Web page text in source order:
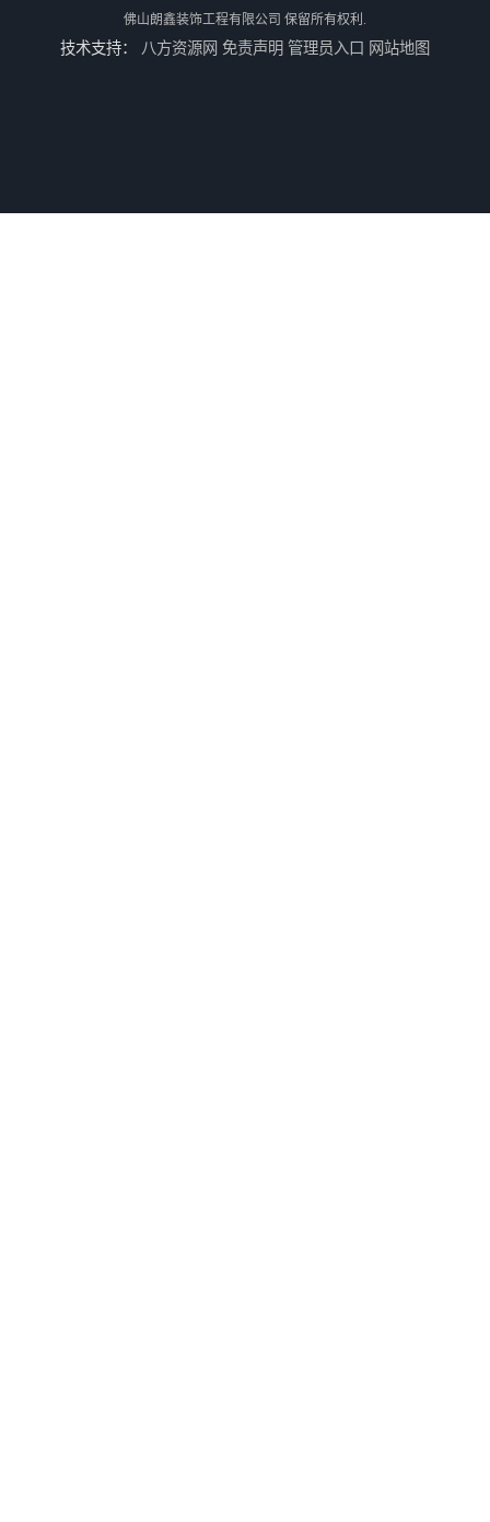
佛山朗鑫装饰工程有限公司 保留所有权利.
技术支持： 八方资源网 免责声明 管理员入口 网站地图